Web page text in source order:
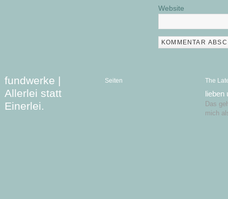
Website
fundwerke |
Allerlei statt
Einerlei.
Seiten The
Das
mich